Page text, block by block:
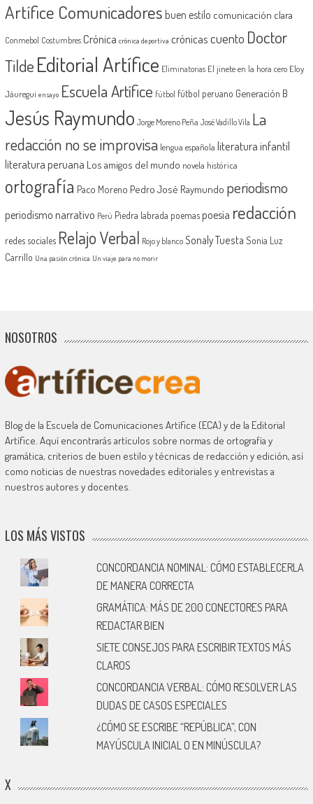
Artífice Comunicadores buen estilo comunicación clara
Conmebol Costumbres Crónica crónica deportiva crónicascuento Doctor
Tilde Editorial Artífice Eliminatorias El jinete en la hora cero Eloy
Jáuregui ensayo Escuela Artífice fútbol fútbol peruano Generación B
Jesús Raymundo Jorge Moreno Peña José Vadillo Vila La
redacción no se improvisa lengua española literatura infantil
literatura peruana Los amigos del mundo novela histórica
ortografía Paco Moreno Pedro José Raymundo periodismo
periodismo narrativo Perú Piedra labrada poemas poesía redacción
redes sociales Relajo Verbal Rojo y blanco Sonaly Tuesta Sonia Luz
Carrillo Una pasión crónica Un viaje para no morir
NOSOTROS
Blog de la Escuela de Comunicaciones Artífice (ECA) y de la Editorial
Artífice. Aquí encontrarás artículos sobre normas de ortografía y
gramática, criterios de buen estilo y técnicas de redacción y edición, así
como noticias de nuestras novedades editoriales y entrevistas a
nuestros autores y docentes.
LOS MÁS VISTOS
CONCORDANCIA NOMINAL: CÓMO ESTABLECERLA
DE MANERA CORRECTA
GRAMÁTICA: MÁS DE 200 CONECTORES PARA
REDACTAR BIEN
SIETE CONSEJOS PARA ESCRIBIR TEXTOS MÁS
CLAROS
CONCORDANCIA VERBAL: CÓMO RESOLVER LAS
DUDAS DE CASOS ESPECIALES
¿CÓMO SE ESCRIBE “REPÚBLICA”, CON
MAYÚSCULA INICIAL O EN MINÚSCULA?
X